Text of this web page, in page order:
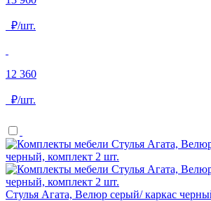
₽/шт.
12 360
₽/шт.
Стулья Агата, Велюр серый/ каркас